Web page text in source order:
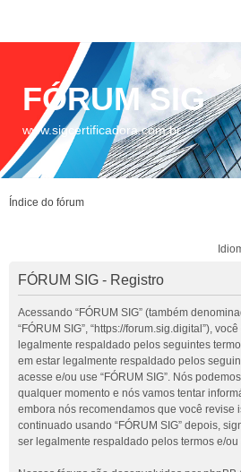
FÓRUM SIG
www.sigcertificadora.com.br
Índice do fórum
FÓRUM SIG - Registro
Acessando “FÓRUM SIG” (também
“FÓRUM SIG”, “https://forum.sig.digital”),
legalmente respaldado pelos seguintes
em estar legalmente respaldado pelos
acesse e/ou use “FÓRUM SIG”. Nós
qualquer momento e nós vamos tentar
embora nós recomendamos que você revise
continuado usando “FÓRUM SIG” depois,
ser legalmente respaldado pelos termos e/